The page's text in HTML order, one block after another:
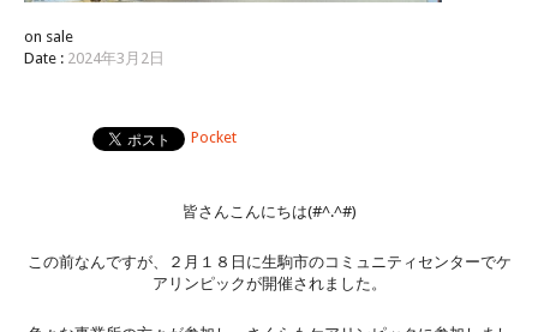
on sale
Date : 2024年3月2日
Pocket
皆さんこんにちは(#^.^#)
この前なんですが、２月１８日に生駒市のコミュニティセンターでケ
アリンピックが開催されました。